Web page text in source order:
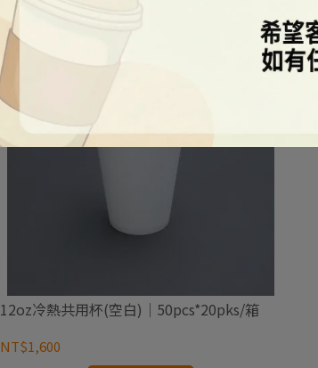
12oz冷熱共用杯(空白)｜50pcs*20pks/箱
NT$1,600